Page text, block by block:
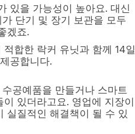
있을 가능성이 높아요. 대신
단기 및 장기 보관을 모두
겠죠.
합한 락커 유닛과 함께 14일
공합니다.
공예품을 만들거나 스마트
있더라고요. 영업에 지장이
실질적인 해결책이 될 수 있